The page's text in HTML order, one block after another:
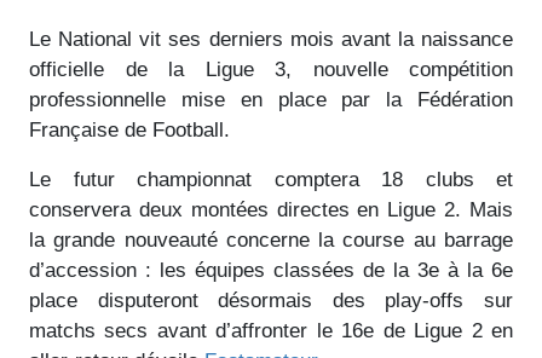
Le National vit ses derniers mois avant la naissance
officielle de la Ligue 3, nouvelle compétition
professionnelle mise en place par la Fédération
Française de Football.
Le futur championnat comptera 18 clubs et
conservera deux montées directes en Ligue 2. Mais
la grande nouveauté concerne la course au barrage
d’accession : les équipes classées de la 3e à la 6e
place disputeront désormais des play-offs sur
matchs secs avant d’affronter le 16e de Ligue 2 en